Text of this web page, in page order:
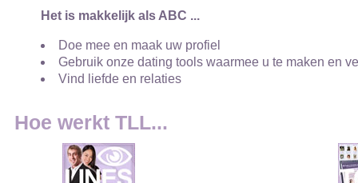
Het is makkelijk als ABC ...
Doe mee en maak uw profiel
Gebruik onze dating tools waarmee u te maken en
Vind liefde en relaties
Hoe werkt TLL...